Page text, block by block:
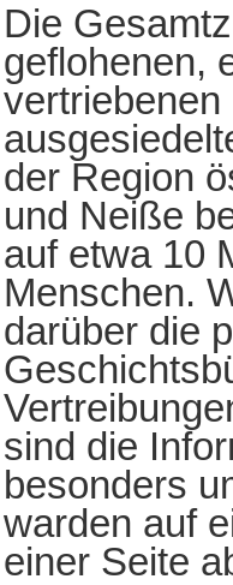
Die
geflohenen,
vertriebenen
der Region
und Neiße
auf etwa 10
Menschen.
darüber die
sind die
besonders
warden auf
einer Seite